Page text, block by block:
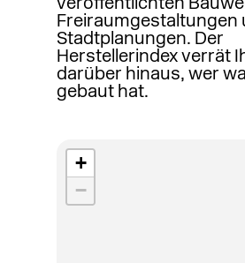
veröffentlichten
Freiraumgestaltungen
Stadtplanungen. Der
Herstellerindex verrät
darüber hinaus, wer
gebaut hat.
+
−